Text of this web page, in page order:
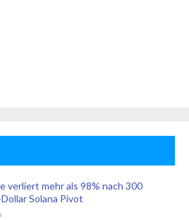
verliert mehr als 98% nach 300
Solana Pivot